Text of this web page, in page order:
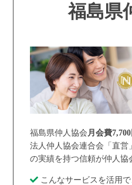
福島県
福島県仲人協会 月会費
法人仲人協会連合会「直営
の実績を持つ信頼が仲人協
こんなサービスを活用